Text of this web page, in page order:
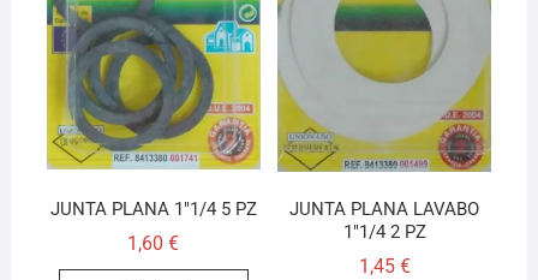
JUNTA PLANA 1″1/4 5 PZ
1,60€
JUNTA PLANA LAVABO
1″1/4 2 PZ
1,45 €